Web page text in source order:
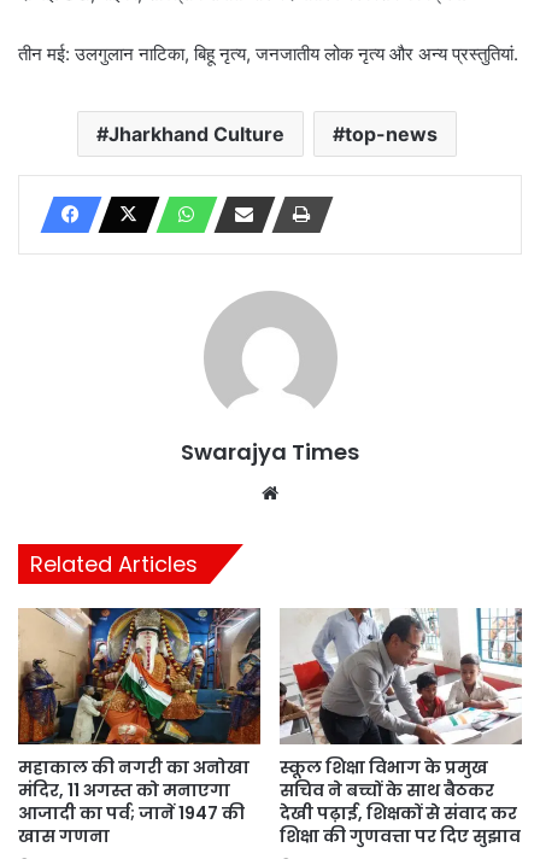
तीन मई: उलगुलान नाटिका, बिहू नृत्य, जनजातीय लोक नृत्य और अन्य प्रस्तुतियां.
Jharkhand Culture top-news
Swarajya Times
Related Articles
महाकाल की नगरी का अनोखा
मंदिर, 11 अगस्त को मनाएगा
आजादी का पर्व; जानें 1947 की
खास गणना
स्कूल शिक्षा विभाग के प्रमुख
सचिव ने बच्चों के साथ बैठकर
देखी पढ़ाई, शिक्षकों से संवाद कर
शिक्षा की गुणवत्ता पर दिए सुझाव